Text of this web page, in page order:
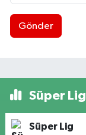
Gönder
Süper
Süper Lig